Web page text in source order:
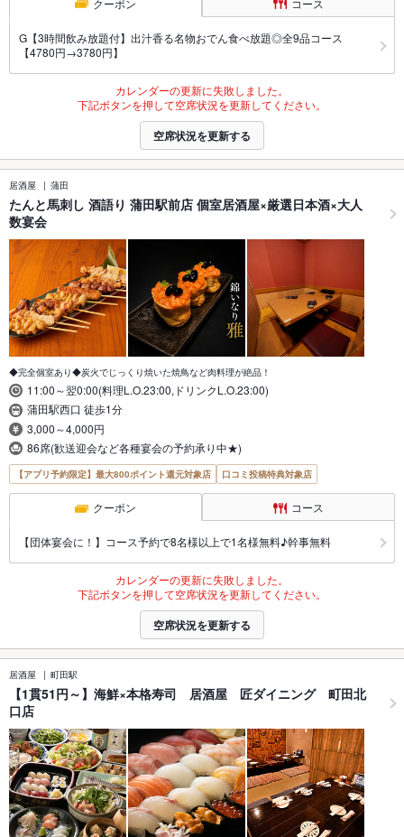
G【3時間飲み放題付】出汁香る名物おでん食べ放題◎全9品コース
【4780円→3780円】
カレンダーの更新に失敗しました。
下記ボタンを押して空席状況を更新してください。
空席状況を更新する
居酒屋 蒲田
たんと馬刺し 酒語り 蒲田駅前店 個室居酒屋×厳選日本酒×大人
数宴会
◆完全個室あり◆炭火でじっくり焼いた焼鳥など肉料理が絶品！
11:00～翌0:00(料理L.O.23:00,ドリンクL.O.23:00)
蒲田駅西口 徒歩1分
3,000～4,000円
86席(歓送迎会など各種宴会の予約承り中★)
【アプリ予約限定】最大800ポイント還元対象店 口コミ投稿特典対象店
クーポン コース
【団体宴会に！】コース予約で8名様以上で1名様無料♪幹事無料
カレンダーの更新に失敗しました。
下記ボタンを押して空席状況を更新してください。
空席状況を更新する
居酒屋 町田駅
【1貫51円～】海鮮×本格寿司 居酒屋 匠ダイニング 町田北
口店